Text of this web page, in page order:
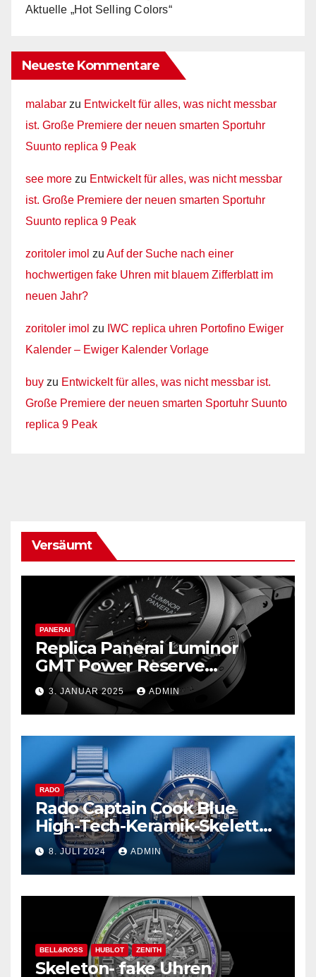
Aktuelle „Hot Selling Colors“
Neueste Kommentare
malabar zu Entwickelt für alles, was nicht messbar
ist. Große Premiere der neuen smarten Sportuhr
Suunto replica 9 Peak
see more zu Entwickelt für alles, was nicht messbar
ist. Große Premiere der neuen smarten Sportuhr
Suunto replica 9 Peak
zoritoler imol zu Auf der Suche nach einer
hochwertigen fake Uhren mit blauem Zifferblatt im
neuen Jahr?
zoritoler imol zu IWC replica uhren Portofino Ewiger
Kalender – Ewiger Kalender Vorlage
buy zu Entwickelt für alles, was nicht messbar ist.
Große Premiere der neuen smarten Sportuhr Suunto
replica 9 Peak
Versäumt
PANERAI
Replica Panerai Luminor
GMT Power Reserve
Ceramica und mehr
3. JANUAR 2025 ADMIN
RADO
Rado Captain Cook Blue
High-Tech-Keramik-Skelett
und mehr
8. JULI 2024 ADMIN
BELL&ROSS HUBLOT ZENITH
Skeleton- fake Uhren